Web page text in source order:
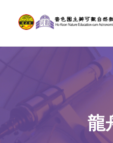
天文館
博物天地
龍